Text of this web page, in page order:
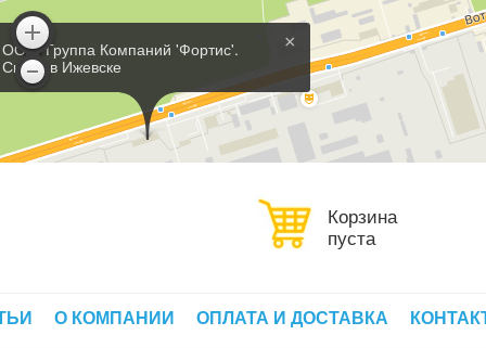
×
ООО 'Группа Компаний 'Фортис'.
Склад в Ижевске
Корзина
пуста
О КОМПАНИИ ОПЛАТА И ДОСТАВКА